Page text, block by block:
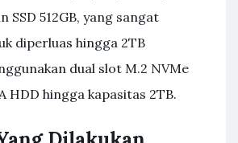
SSD 512GB, yang sangat
diperluas hingga 2TB
dual slot M.2 NVMe
HDD hingga kapasitas 2TB.